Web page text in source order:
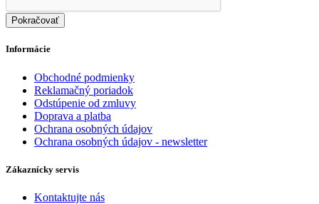
Pokračovať
Informácie
Obchodné podmienky
Reklamačný poriadok
Odstúpenie od zmluvy
Doprava a platba
Ochrana osobných údajov
Ochrana osobných údajov - newsletter
Zákaznícky servis
Kontaktujte nás